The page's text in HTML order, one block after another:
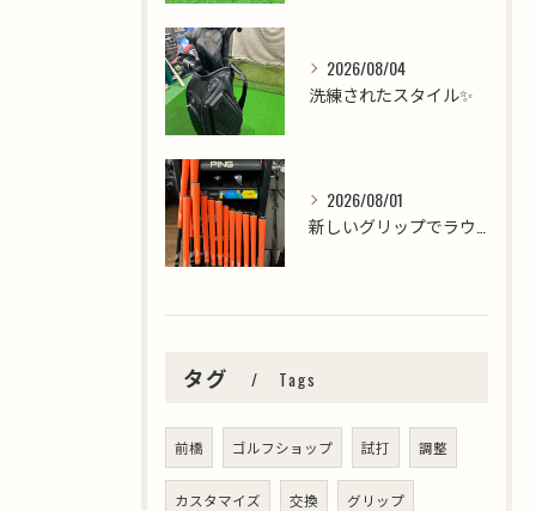
2026/08/04
洗練されたスタイル✨
2026/08/01
タグ Tags
前橋 ゴルフショップ 試打 調整
カスタマイズ 交換 グリップ